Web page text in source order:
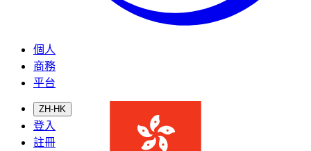
個人
商務
平台
ZH-HK
登入
註冊